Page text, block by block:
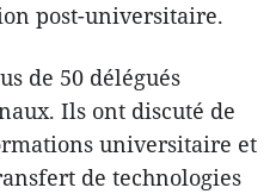
post-universitaire.
de 50 délégués
Ils ont discuté de
universitaire et
de technologies